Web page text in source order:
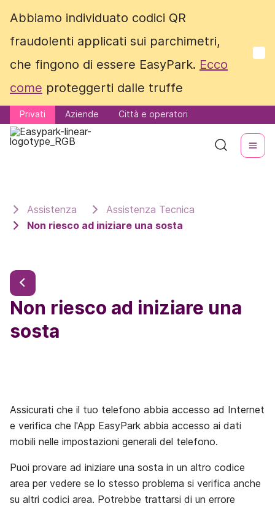
Abbiamo individuato codici QR
fraudolenti applicati sui parchimetri,
che fingono di essere EasyPark. Ecco
come proteggerti dalle truffe
Privati Aziende Città e operatori
Abbiamo individuato codici QR
fraudolenti applicati sui parchimetri,
che fingono di essere EasyPark. Ecco
come proteggerti dalle truffe
Privati Aziende Città e operatori
Assistenza
Assistenza Tecnica
Non riesco ad iniziare una sosta
Non riesco ad iniziare una
sosta
Assicurati che il tuo telefono abbia accesso ad Internet
e verifica che l'App EasyPark abbia accesso ai dati
mobili nelle impostazioni generali del telefono.
Puoi provare ad iniziare una sosta in un altro codice
area per vedere se lo stesso problema si verifica anche
su altri codici area. Potrebbe trattarsi di un errore